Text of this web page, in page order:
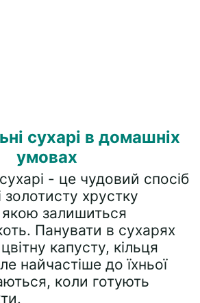
сухарі в домашніх
умовах
- це чудовий спосіб
золотисту хрустку
якою залишиться
Панувати в сухарях
капусту, кільця
найчастіше до їхньої
коли готують